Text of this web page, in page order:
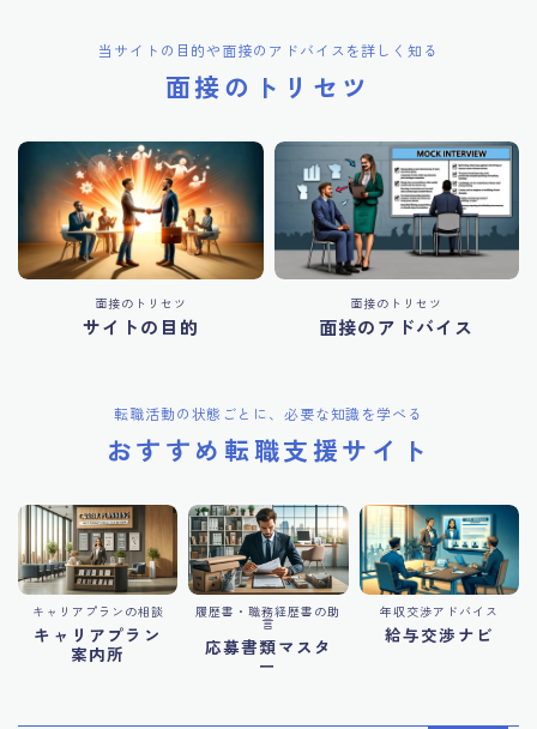
当サイトの目的や面接のアドバイスを詳しく知る
面接のトリセツ
面接のトリセツ
サイトの目的
面接のトリセツ
面接のアドバイス
転職活動の状態ごとに、必要な知識を学べる
おすすめ転職支援サイト
キャリアプランの相談
キャリアプラン
案内所
履歴書・職務経歴書の助
言
応募書類マスタ
ー
年収交渉アドバイス
給与交渉ナビ